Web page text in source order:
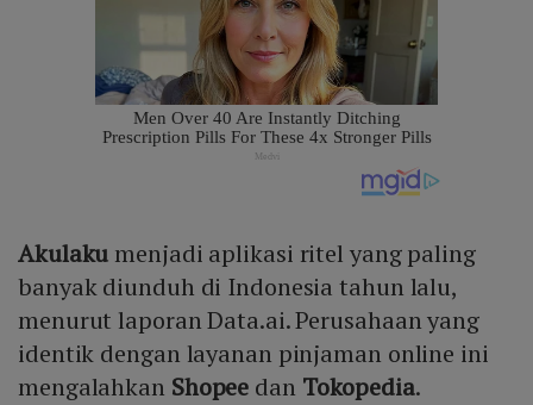
Akulaku menjadi aplikasi ritel yang paling
banyak diunduh di Indonesia tahun lalu,
menurut laporan Data.ai. Perusahaan yang
identik dengan layanan pinjaman online ini
mengalahkan Shopee dan Tokopedia.